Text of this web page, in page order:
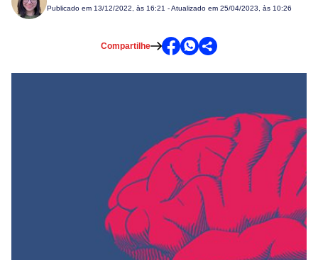
Publicado em 13/12/2022, às 16:21 - Atualizado em 25/04/2023, às 10:26
Compartilhe